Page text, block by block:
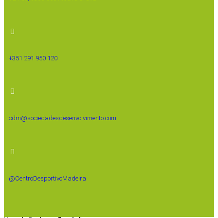
+351 291 950 120
cdm@sociedadesdesenvolvimento.com
@CentroDesportivoMadeira